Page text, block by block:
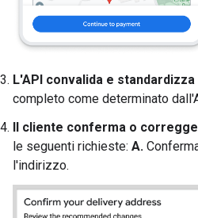
L'API convalida e
completo come determinato
Il cliente conferma o
le seguenti richieste: A.
l'indirizzo.